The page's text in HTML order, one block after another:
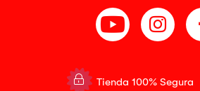
Tienda 100% Segura